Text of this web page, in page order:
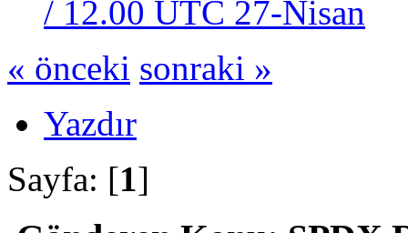
/ 12.00 UTC 27-Nisan
« önceki sonraki »
Yazdır
Sayfa: [1]